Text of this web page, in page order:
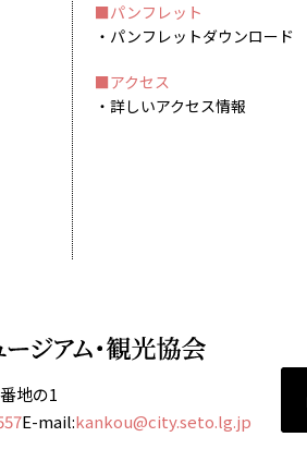
パンフレット
パンフレットダウンロード
アクセス
詳しいアクセス情報
地の1
E-mail:kankou@city.seto.lg.jp